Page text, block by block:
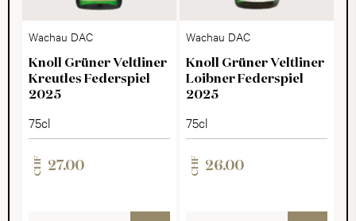
Wachau DAC
Knoll Grüner Veltliner
Kreutles Federspiel
2025
75cl
CHF 27.00
Wachau DAC
Knoll Grüner Veltliner
Loibner Federspiel
2025
75cl
CHF 26.00